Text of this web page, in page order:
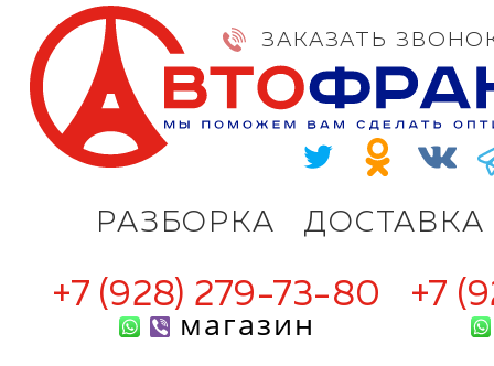
РАЗБОРКА ДОСТАВКА
ЗАКАЗАТЬ
+7 (928) 279-73-80
магазин
+7